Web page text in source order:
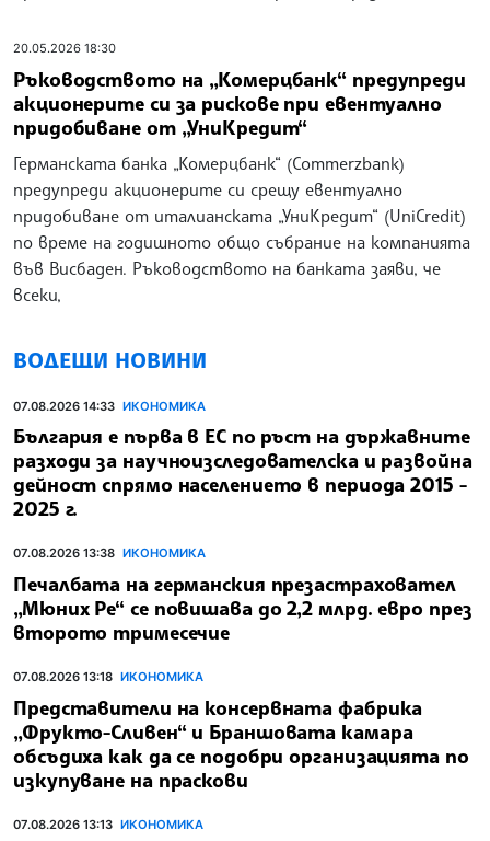
20.05.2026 18:30
Ръководството на „Комерцбанк“ предупреди
акционерите си за рискове при евентуално
придобиване от „УниКредит“
Германската банка „Комерцбанк“ (Commerzbank)
предупреди акционерите си срещу евентуално
придобиване от италианската „УниКредит“ (UniCredit)
по време на годишното общо събрание на компанията
във Висбаден. Ръководството на банката заяви, че
всеки,
ВОДЕЩИ НОВИНИ
07.08.2026 14:33 ИКОНОМИКА
България е първа в ЕС по ръст на държавните
разходи за научноизследователска и развойна
дейност спрямо населението в периода 2015 -
2025 г.
07.08.2026 13:38 ИКОНОМИКА
Печалбата на германския презастраховател
„Мюних Ре“ се повишава до 2,2 млрд. евро през
второто тримесечие
07.08.2026 13:18 ИКОНОМИКА
Представители на консервната фабрика
„Фрукто-Сливен“ и Браншовата камара
обсъдиха как да се подобри организацията по
изкупуване на праскови
07.08.2026 13:13 ИКОНОМИКА